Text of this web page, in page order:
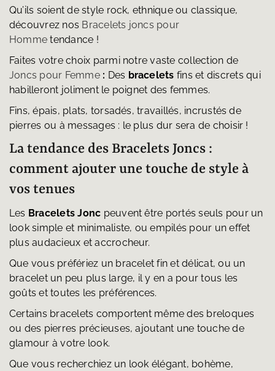
Qu’ils soient de style rock, ethnique ou classique,
découvrez nos Bracelets joncs pour
Homme tendance !
Faites votre choix parmi notre vaste collection de
Joncs pour Femme: Des bracelets fins et discrets qui
habilleront joliment le poignet des femmes.
Fins, épais, plats, torsadés, travaillés, incrustés de
pierres ou à messages : le plus dur sera de choisir !
La tendance des Bracelets Joncs :
comment ajouter une touche de style à
vos tenues
Les Bracelets Jonc peuvent être portés seuls pour un
look simple et minimaliste, ou empilés pour un effet
plus audacieux et accrocheur.
Que vous préfériez un bracelet fin et délicat, ou un
bracelet un peu plus large, il y en a pour tous les
goûts et toutes les préférences.
Certains bracelets comportent même des breloques
ou des pierres précieuses, ajoutant une touche de
glamour à votre look.
Que vous recherchiez un look élégant, bohème,